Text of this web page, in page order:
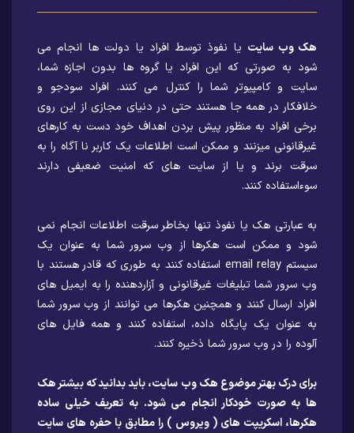
هک وب سایت یا نفوذ توسط افراد یا دولت ها انجام می
شود به صورتی که این افراد یا گروه ها بدون اجازه شما،
سایت و کامپیوتر شما را کنترل می کنند. افراد سودجو و
خلافکار در همه جا هستند حتی در دنیای مجازی از این روی
برخی افراد به منظور پیش بردن اهداف خود دست به کارهای
غیرقانونی میزنند و ممکن است اطلاعات یک کاربر نا آگاه را به
سرقت برند و یا از سایت های که امنیت ضعیفی دارند
سوءاستفاده کنند.
به عبارتی هک یا نفوذ تنها بخاطر سرقت اطلاعات انجام نمی
شود و ممکن است هکرها از وب سرور شما به عنوان یک
سیستم email relay استفاده کنند به طوری که قادر هستند با
وب سرور شما تبلیغات غیرقانونی و آزاردهنده را به ایمیل های
افراد ارسال کنند و همچنین هکرها می توانند از وب سرور شما
به عنوان یک پایگاه داده، استفاده کنند و همه فایل های
آلوده را در وب سرور شما ذخیره کنند.
برای درک بهتر موضوع هک وب سایت، باید بدانید که بیشتر هک
ها به صورت خودکار انجام می شود. به تعریف خیلی ساده
هکرها، اسکریپت های ( ویروس ) را مطابق با حفره های سایت